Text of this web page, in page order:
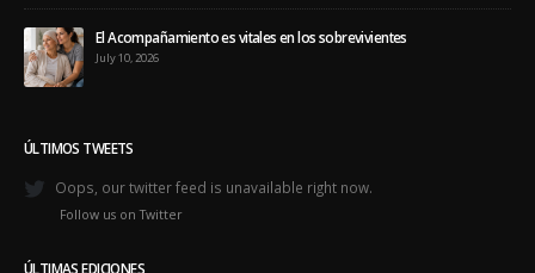
La deshidratación puede prevenirse en los pacientes oncológicos
August 1, 2026
ÚLTIMOS TWEETS